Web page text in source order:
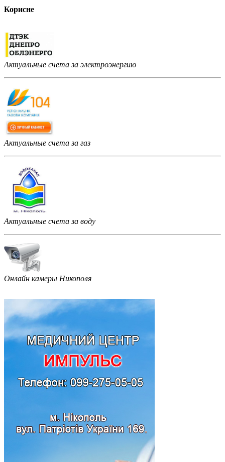
Корисне
Актуальные счета за электроэнергию
Актуальные счета за газ
Актуальные счета за воду
Онлайн камеры Никополя